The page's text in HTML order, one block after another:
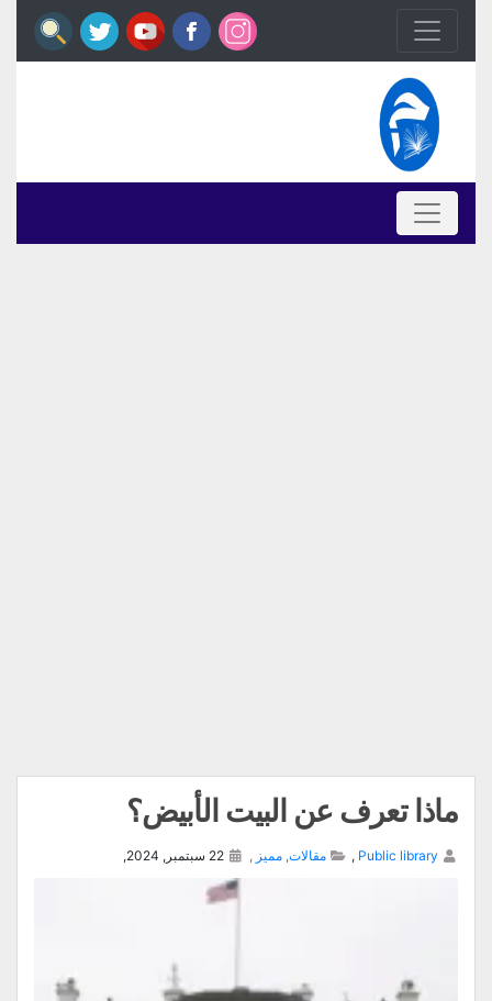
ماذا تعرف عن البيت الأبيض؟
Public library
, مقالات, مميز ,